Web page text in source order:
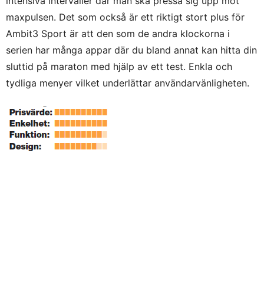
maxpulsen. Det som också är ett riktigt stort plus för
Ambit3 Sport är att den som de andra klockorna i
serien har många appar där du bland annat kan hitta din
sluttid på maraton med hjälp av ett test. Enkla och
tydliga menyer vilket underlättar användarvänligheten.